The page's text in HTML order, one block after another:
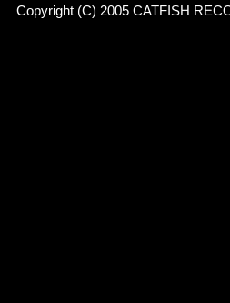
Copyright (C) 2005 CATFISH